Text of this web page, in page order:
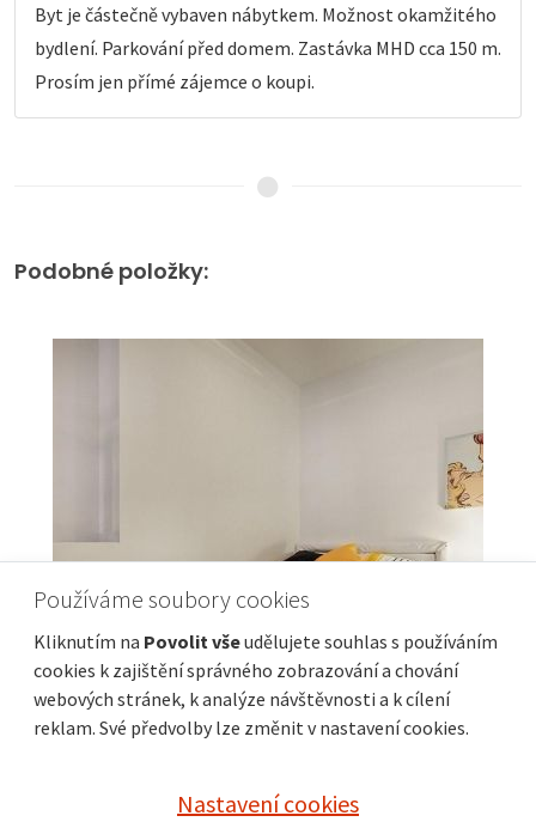
Používáme soubory cookies
Kliknutím na Povolit všeudělujete souhlas s používáním
cookies k zajištění správného zobrazování a chování
webových stránek, k analýze návštěvnosti a k cílení
reklam. Své předvolby lze změnit v nastavení cookies.
Nastavení cookies
Byt je částečně vybaven nábytkem. Možnost okamžitého
bydlení. Parkování před domem. Zastávka MHD cca 150 m.
Prosím jen přímé zájemce o koupi.
Podobné položky:
Pronájem bytu 1+kk, 32 m2, Nové Mesto